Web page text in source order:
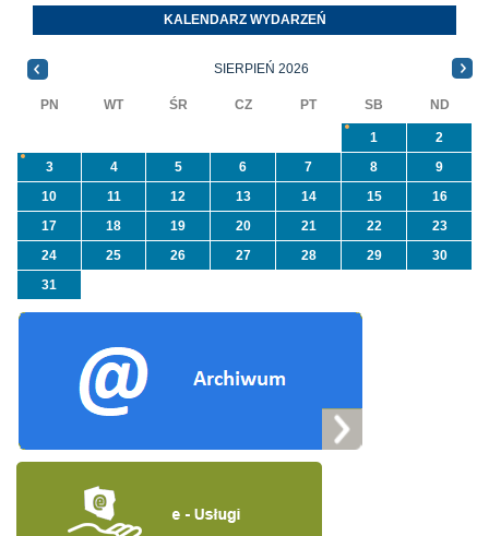
programu
priorytetowego
NFOŚiGW pn.
Orzeszkowej.
informacji ...
KALENDARZ WYDARZEŃ
SIERPIEŃ 2026
PN WT ŚR CZ PT SB ND
1
2
3
4 5 6 7 8
9
10
11 12 13 14 15
16
17
18 19 20 21 22
23
24
25 26 27 28 29
30
31